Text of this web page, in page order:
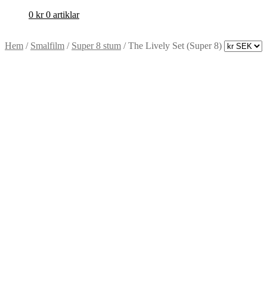
0 kr 0 artiklar
Hem / Smalfilm / Super 8 stum /The Lively Set (Super 8)